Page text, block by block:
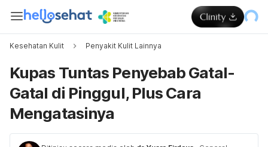
Kesehatan Kulit Penyakit Kulit Lainnya
Kupas Tuntas Penyebab Gatal-
Gatal di Pinggul, Plus Cara
Mengatasinya